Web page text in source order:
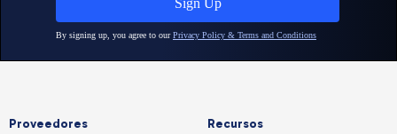
Proveedores Recursos